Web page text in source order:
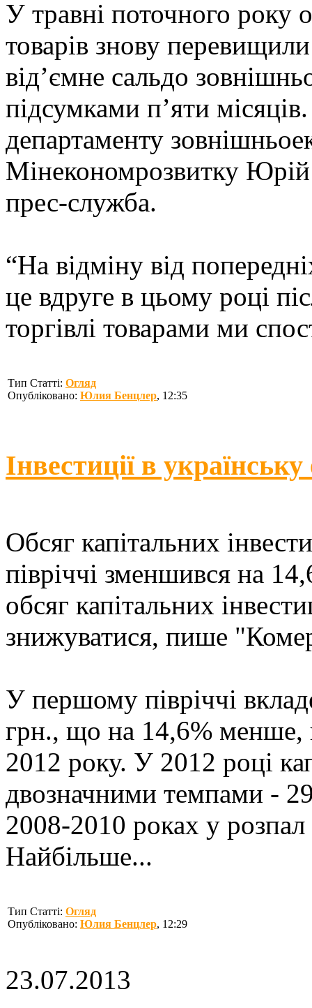
У травні поточного року
товарів знову
від’ємне сальдо
підсумками п’яти
департаменту
Мінекономрозвитку
прес-служба.
“На відміну від
це вдруге в цьому році
торгівлі товарами ми
Тип Статті: Огляд
Опубліковано: Юлия Бенцлер, 12:35
Інвестиції в
Обсяг капітальних
півріччі зменшився на
обсяг капітальних
знижуватися, пише
У першому півріччі
грн., що на 14,6% менше,
2012 року. У 2012 році
двозначними темпами -
2008-2010 роках у розпал
Найбільше...
Тип Статті: Огляд
Опубліковано: Юлия Бенцлер, 12:29
23.07.2013